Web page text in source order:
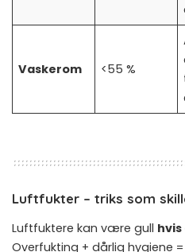
Vaskerom <55 %
Luftfukter – triks som
Luftfuktere kan være gull
Overfukting + dårlig hygiene